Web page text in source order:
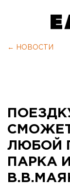
← НОВОСТИ
ЛЮБОЙ
ПАРКА